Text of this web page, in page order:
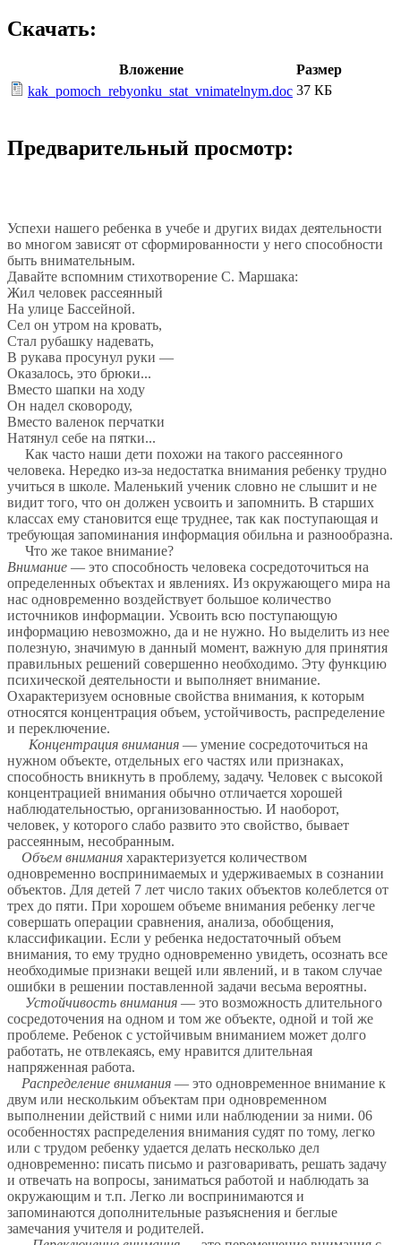
Скачать:
Вложение
Размер
kak_pomoch_rebyonku_stat_vnimatelnym.doc 37 КБ
Предварительный просмотр:
Успехи нашего ребенка в учебе и других видах деятельности
во многом зависят от сформированности у него способности
быть внимательным.
Давайте вспомним стихотворение С. Маршака:
Жил человек рассеянный
На улице Бассейной.
Сел он утром на кровать,
Стал рубашку надевать,
В рукава просунул руки —
Оказалось, это брюки...
Вместо шапки на ходу
Он надел сковороду,
Вместо валенок перчатки
Натянул себе на пятки...
Как часто наши дети похожи на такого рассеянного
человека. Нередко из-за недостатка внимания ребенку трудно
учиться в школе. Маленький ученик словно не слышит и не
видит того, что он должен усвоить и запомнить. В старших
классах ему становится еще труднее, так как поступающая и
требующая запоминания информация обильна и разнообразна.
Что же такое внимание?
Внимание — это способность человека сосредоточиться на
определенных объектах и явлениях. Из окружающего мира на
нас одновременно воздействует большое количество
источников информации. Усвоить всю поступающую
информацию невозможно, да и не нужно. Но выделить из нее
полезную, значимую в данный момент, важную для принятия
правильных решений совершенно необходимо. Эту функцию
психической деятельности и выполняет внимание.
Охарактеризуем основные свойства внимания, к которым
относятся концентрация объем, устойчивость, распределение
и переключение.
Концентрация внимания — умение сосредоточиться на
нужном объекте, отдельных его частях или признаках,
способность вникнуть в проблему, задачу. Человек с высокой
концентрацией внимания обычно отличается хорошей
наблюдательностью, организованностью. И наоборот,
человек, у которого слабо развито это свойство, бывает
рассеянным, несобранным.
Объем внимания характеризуется количеством
одновременно воспринимаемых и удерживаемых в сознании
объектов. Для детей 7 лет число таких объектов колеблется от
трех до пяти. При хорошем объеме внимания ребенку легче
совершать операции сравнения, анализа, обобщения,
классификации. Если у ребенка недостаточный объем
внимания, то ему трудно одновременно увидеть, осознать все
необходимые признаки вещей или явлений, и в таком случае
ошибки в решении поставленной задачи весьма вероятны.
Устойчивость внимания — это возможность длительного
сосредоточения на одном и том же объекте, одной и той же
проблеме. Ребенок с устойчивым вниманием может долго
работать, не отвлекаясь, ему нравится длительная
напряженная работа.
Распределение внимания — это одновременное внимание к
двум или нескольким объектам при одновременном
выполнении действий с ними или наблюдении за ними. 06
особенностях распределения внимания судят по тому, легко
или с трудом ребенку удается делать несколько дел
одновременно: писать письмо и разговаривать, решать задачу
и отвечать на вопросы, заниматься работой и наблюдать за
окружающим и т.п. Легко ли воспринимаются и
запоминаются дополнительные разъяснения и беглые
замечания учителя и родителей.